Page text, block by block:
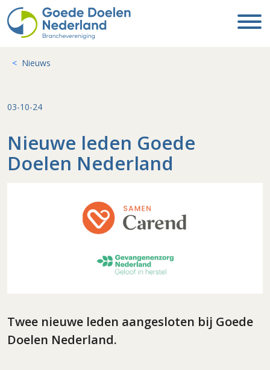
Nieuws
03-10-24
Nieuwe leden Goede
Doelen Nederland
Twee nieuwe leden aangesloten bij Goede
Doelen Nederland.